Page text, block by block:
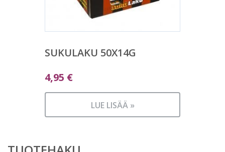
SUKULAKU 50X14G
4,95 €
LUE LISÄÄ »